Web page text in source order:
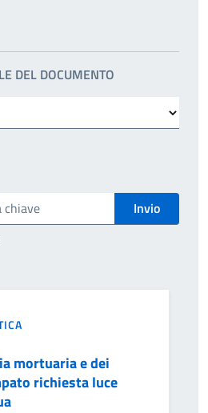
chiave
mortuaria e dei
richiesta luce
DEL DOCUMENTO